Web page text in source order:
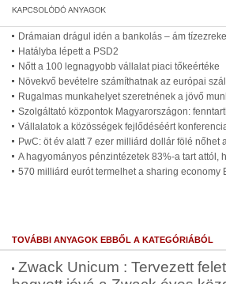
Drámaian drágul idén a bankolás – ám
Hatályba lépett a PSD2
Nőtt a 100 legnagyobb vállalat piaci tőkeértéke
Növekvő bevételre számíthatnak az európai
Rugalmas munkahelyet szeretnének a jövő
Szolgáltató központok Magyarországon:
Vállalatok a közösségek fejlődéséért
PwC: öt év alatt 7 ezer milliárd dollár fölé nőhet
A hagyományos pénzintézetek 83%-a tart
570 milliárd eurót termelhet a sharing economy
TOVÁBBI ANYAGOK EBBŐL A KATEGÓRIÁBÓL
Zwack Unicum : Tervezett